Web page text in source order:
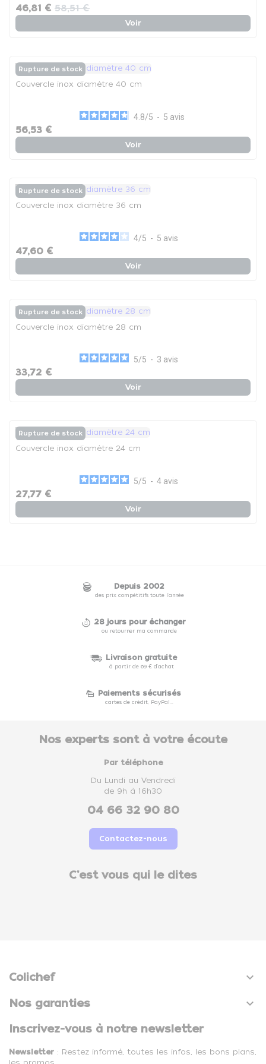
46,81 € 58,51 €
Voir
Rupture de stock
Couvercle inox diamètre 40 cm
4.8/5 - 5 avis
56,53 €
Voir
Rupture de stock
Couvercle inox diamètre 36 cm
4/5 - 5 avis
47,60 €
Voir
Rupture de stock
Couvercle inox diamètre 28 cm
5/5 - 3 avis
33,72 €
Voir
Rupture de stock
Couvercle inox diamètre 24 cm
5/5 - 4 avis
27,77 €
Voir
Depuis 2002
des prix compétitifs toute l'année
28 jours pour échanger
ou retourner ma commande
Livraison gratuite
à partir de 69 € d'achat
Paiements sécurisés
cartes de crédit, PayPal...
Nos experts sont à votre écoute
Par téléphone
Du Lundi au Vendredi
de 9h à 16h30
04 66 32 90 80
Contactez-nous
C'est vous qui le dites
Colichef 
Nos garanties 
Inscrivez-vous à notre newsletter
Newsletter : Restez informé, toutes les infos, les bons plans,